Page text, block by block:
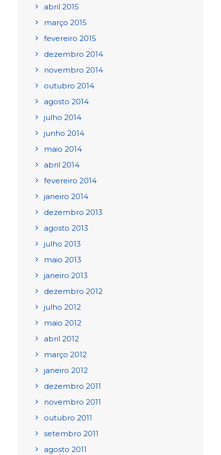
abril 2015
março 2015
fevereiro 2015
dezembro 2014
novembro 2014
outubro 2014
agosto 2014
julho 2014
junho 2014
maio 2014
abril 2014
fevereiro 2014
janeiro 2014
dezembro 2013
agosto 2013
julho 2013
maio 2013
janeiro 2013
dezembro 2012
julho 2012
maio 2012
abril 2012
março 2012
janeiro 2012
dezembro 2011
novembro 2011
outubro 2011
setembro 2011
agosto 2011